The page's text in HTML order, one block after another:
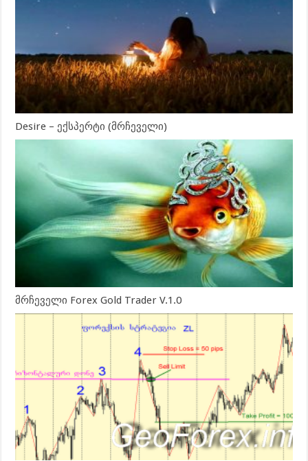
Desire – ექსპერტი (მრჩეველი)
მრჩეველი Forex Gold Trader V.1.0